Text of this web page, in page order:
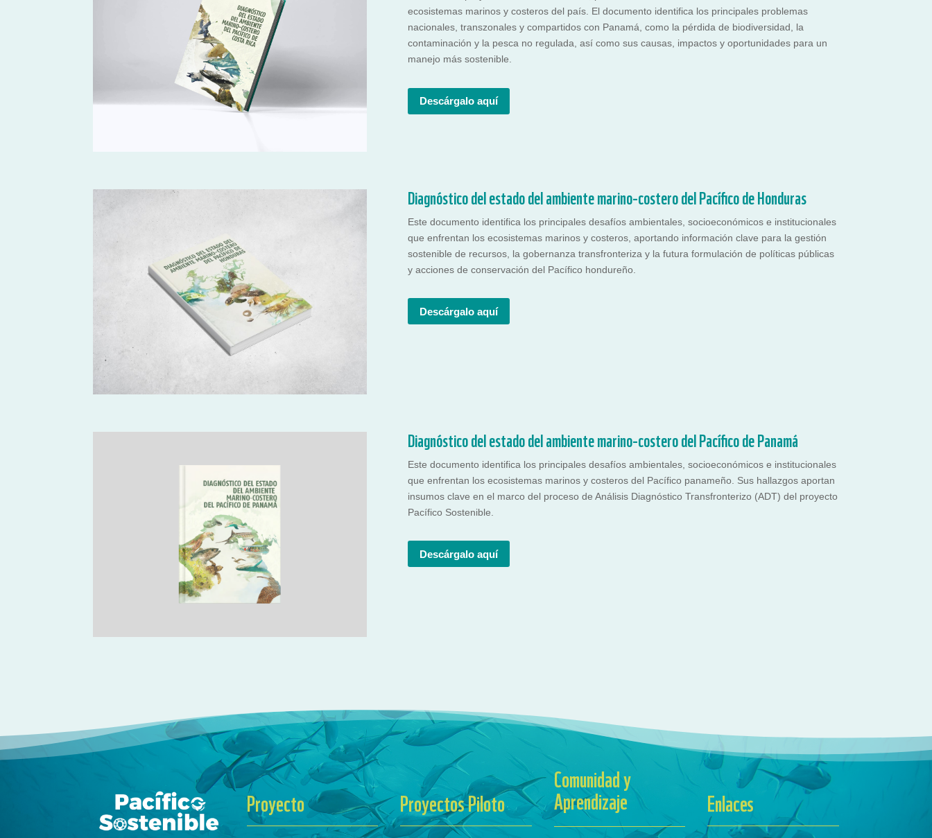
ecosistemas marinos y costeros del país. El documento identifica los principales problemas
nacionales, transzonales y compartidos con Panamá, como la pérdida de biodiversidad, la
contaminación y la pesca no regulada, así como sus causas, impactos y oportunidades para un
manejo más sostenible.
Descárgalo aquí
Diagnóstico del estado del ambiente marino-costero del Pacífico de Honduras
Este documento identifica los principales desafíos ambientales, socioeconómicos e institucionales
que enfrentan los ecosistemas marinos y costeros, aportando información clave para la gestión
sostenible de recursos, la gobernanza transfronteriza y la futura formulación de políticas públicas
y acciones de conservación del Pacífico hondureño.
Descárgalo aquí
Diagnóstico del estado del ambiente marino-costero del Pacífico de Panamá
Este documento identifica los principales desafíos ambientales, socioeconómicos e institucionales
que enfrentan los ecosistemas marinos y costeros del Pacífico panameño. Sus hallazgos aportan
insumos clave en el marco del proceso de Análisis Diagnóstico Transfronterizo (ADT) del proyecto
Pacífico Sostenible.
Descárgalo aquí
Proyecto Proyectos Piloto
Comunidad y
Aprendizaje
Enlaces